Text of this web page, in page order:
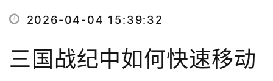
2026-04-04 15:39:32
三国战纪中如何快速移动